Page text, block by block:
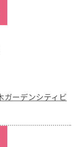
ガーデンシティビ